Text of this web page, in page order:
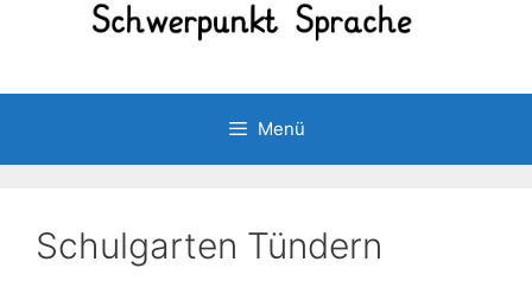
Menü
Schulgarten Tündern